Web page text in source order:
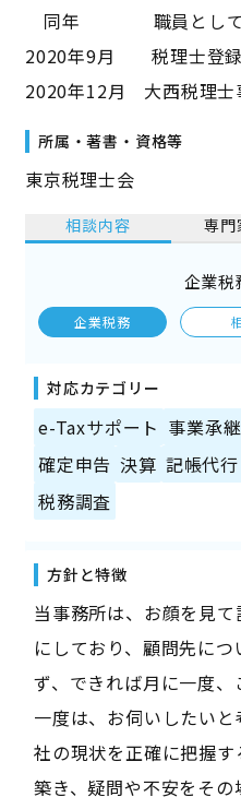
同年 職員として会
2020年9月 税理士登録
2020年12月 大西税理
所属・著書・資格等
東京税理士会
相談内容 専門
企業税
企業税務
対応カテゴリー
e-Taxサポート 事業承
確定申告 決算 記帳代行
税務調査
方針と特徴
当事務所は、お顔を見
にしており、顧問先に
ず、できれば月に一度
一度は、お伺いしたい
社の現状を正確に把握
築き、疑問や不安をそ